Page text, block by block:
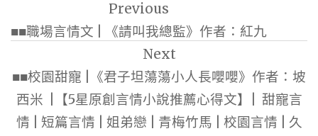
導
覽
Previous
■■職場言情文 | 《請叫我總監》作者：紅九
Next
■■校園甜寵 |《君子坦蕩蕩小人長嚶嚶》作者：坡
西米 |【5星原創言情小說推薦心得文】| 甜寵言
情 | 短篇言情 | 姐弟戀 | 青梅竹馬 | 校園言情 | 久